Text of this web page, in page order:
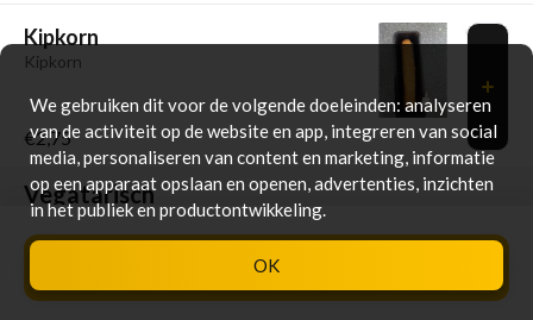
Kipkorn
Kipkorn
€2,75
Vegatarisch
Groentekroket
Groentekroket
We gebruiken dit voor de volgende doeleinden: analyseren
van de activiteit op de website en app, integreren van social
media, personaliseren van content en marketing, informatie
op een apparaat opslaan en openen, advertenties, inzichten
in het publiek en productontwikkeling.
OK